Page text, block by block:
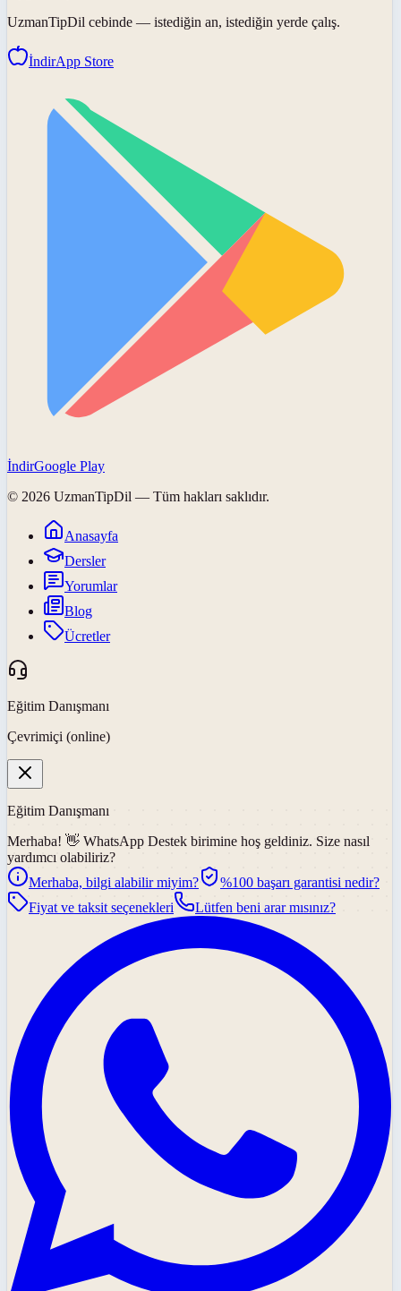
UzmanTipDil cebinde — istediğin an, istediğin yerde çalış.
İndirApp Store
İndirGoogle Play
© 2026 UzmanTipDil — Tüm hakları saklıdır.
Anasayfa
Dersler
Yorumlar
Blog
Ücretler
Eğitim Danışmanı
Çevrimiçi (online)
Eğitim Danışmanı
Merhaba! 👋 WhatsApp Destek birimine hoş geldiniz. Size nasıl
yardımcı olabiliriz?
Merhaba, bilgi alabilir miyim?
%100 başarı garantisi nedir?
Fiyat ve taksit seçenekleri
Lütfen beni arar mısınız?